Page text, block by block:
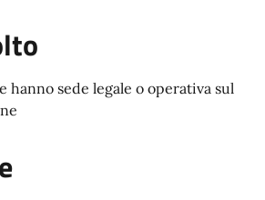
hanno sede legale o operativa sul